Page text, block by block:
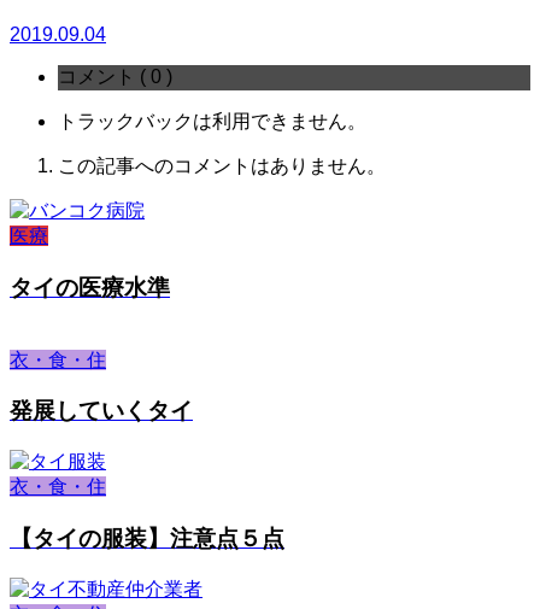
2019.09.04
コメント ( 0 )
トラックバックは利用できません。
この記事へのコメントはありません。
医療
タイの医療水準
衣・食・住
発展していくタイ
衣・食・住
【タイの服装】注意点５点